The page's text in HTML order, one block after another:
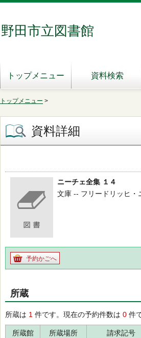
野田市立図書館
トップメニュー 資料検索
トップメニュー >
資料詳細
ニーチェ全集 １４
文庫 -- フリードリッヒ
予約かごへ
所蔵
所蔵は 1 件です。現在の予約件数は 0 件
所蔵館 所蔵場所 請求記号